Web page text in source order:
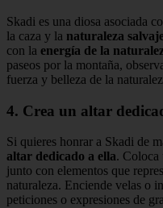
Skadi es una diosa asociada
la caza y la naturaleza
con la energía de la
paseos por la montaña,
fuerza y belleza de la
4. Crea un altar
Si quieres honrar a Skadi de
altar dedicado a ella. Coloca
junto con elementos que
naturaleza. Enciende velas o
peticiones o expresiones de